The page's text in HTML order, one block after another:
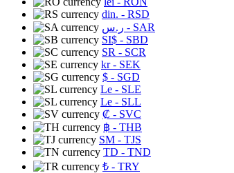
din. - RSD
ر.س - SAR
SI$ - SBD
SR - SCR
kr- SEK
$ - SGD
Le - SLE
Le - SLL
₡ - SVC
฿ - THB
ЅМ - TJS
TD - TND
₺ - TRY